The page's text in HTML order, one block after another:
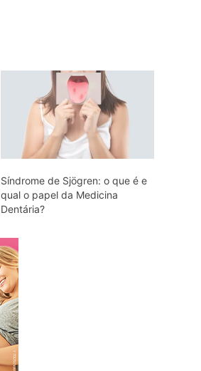
Síndrome de Sjögren: o que é e
qual o papel da Medicina
Dentária?